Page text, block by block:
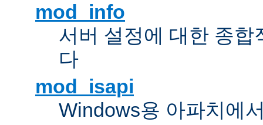
mod_info
서버 설정에 대한 종합
다
mod_isapi
Windows용 아파치에